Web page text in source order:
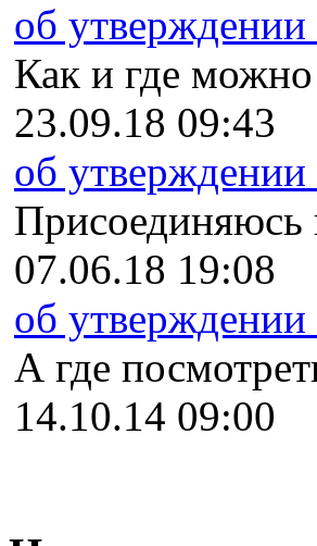
об утверждении
Как и где можно
23.09.18 09:43
об утверждении
Присоединяюсь
07.06.18 19:08
об утверждении
А где
14.10.14 09:00